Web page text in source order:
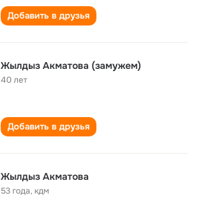
Добавить в друзья
Жылдыз Акматова (замужем)
40 лет
Добавить в друзья
Жылдыз Акматова
53 года,кдм